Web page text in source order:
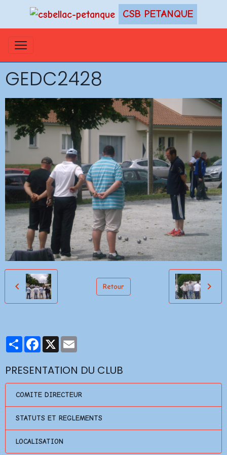
CSB PETANQUE
GEDC2428
Retour
PartagerFacebook
X
PRESENTATION DU CLUB
COMITE DIRECTEUR
STATUTS ET REGLEMENTS
LOCALISATION